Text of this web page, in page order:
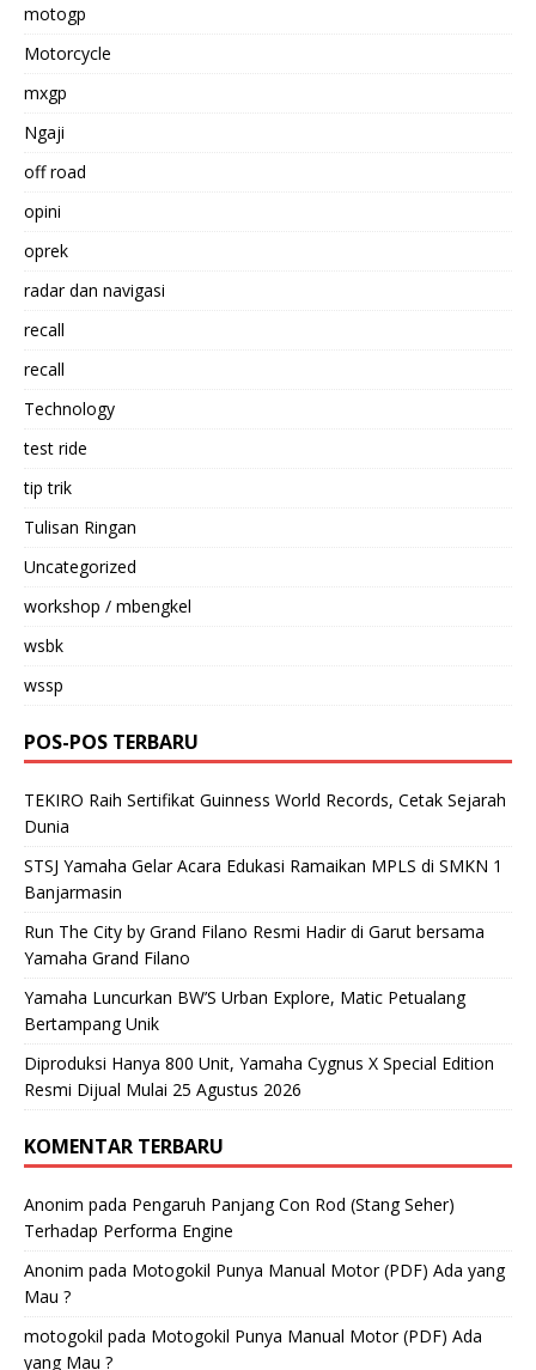
motogp
Motorcycle
mxgp
Ngaji
off road
opini
oprek
radar dan navigasi
recall
recall
Technology
test ride
tip trik
Tulisan Ringan
Uncategorized
workshop / mbengkel
wsbk
wssp
POS-POS TERBARU
TEKIRO Raih Sertifikat Guinness World Records, Cetak Sejarah
Dunia
STSJ Yamaha Gelar Acara Edukasi Ramaikan MPLS di SMKN 1
Banjarmasin
Run The City by Grand Filano Resmi Hadir di Garut bersama
Yamaha Grand Filano
Yamaha Luncurkan BW’S Urban Explore, Matic Petualang
Bertampang Unik
Diproduksi Hanya 800 Unit, Yamaha Cygnus X Special Edition
Resmi Dijual Mulai 25 Agustus 2026
KOMENTAR TERBARU
Anonim pada Pengaruh Panjang Con Rod (Stang Seher)
Terhadap Performa Engine
Anonim pada Motogokil Punya Manual Motor (PDF) Ada yang
Mau ?
motogokil pada Motogokil Punya Manual Motor (PDF) Ada
yang Mau ?